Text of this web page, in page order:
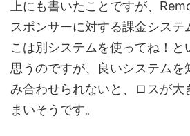
上にも書いたことですが、
スポンサーに対する課金システ
こは別システムを使ってね！と
思うのですが、良いシステムを
み合わせられないと、ロスが大
まいそうです。